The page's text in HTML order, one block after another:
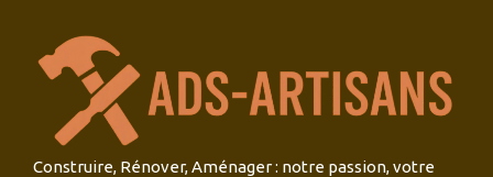
Construire, Rénover, Aménager : notre passion, votre